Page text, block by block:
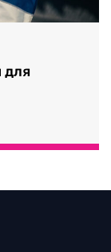
для